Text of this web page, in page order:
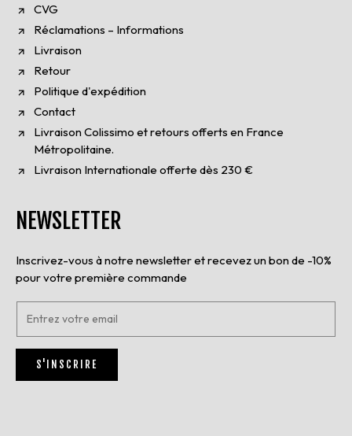
CVG
Réclamations – Informations
Livraison
Retour
Politique d'expédition
Contact
Livraison Colissimo et retours offerts en France
Métropolitaine.
Livraison Internationale offerte dès 230 €
NEWSLETTER
Inscrivez-vous à notre newsletter et recevez un bon de -10%
pour votre première commande
E
t
r
z
S'INSCRIRE